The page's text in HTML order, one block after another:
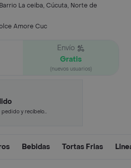
La ceiba, Cúcuta, Norte de
Amore Cuc
Envío
Gratis
(nuevos usuarios)
pedido y recíbelo
Bebidas Tortas Frias